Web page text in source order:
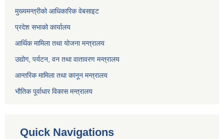
मुख्यमन्त्रीको आधिकारिक वेबसाइट
प्रदेश सभाको कार्यालय
आर्थिक मामिला तथा योजना मन्त्रालय
उद्योग, पर्यटन, वन तथा वातावरण मन्त्रालय
आन्तरिक मामिला तथा कानून मन्त्रालय
भौतिक पूर्वाधार विकास मन्त्रालय
Quick Navigations